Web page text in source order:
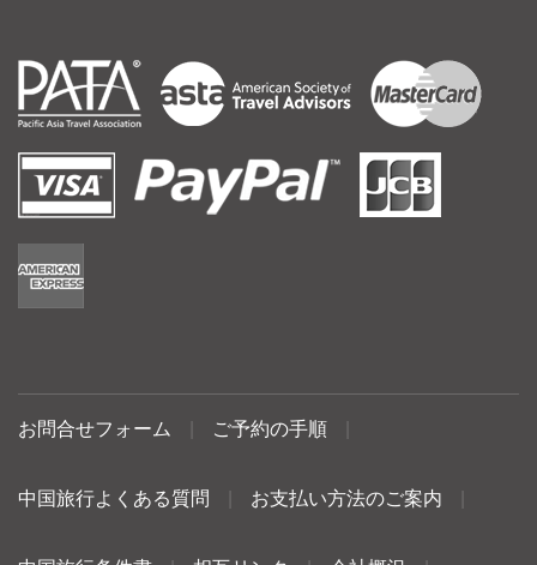
お問合せフォーム ご予約の手順
中国旅行よくある質問 お支払い方法のご案内